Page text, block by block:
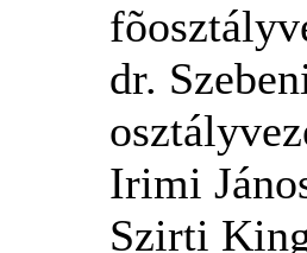
dr.
Irimi
Szirti